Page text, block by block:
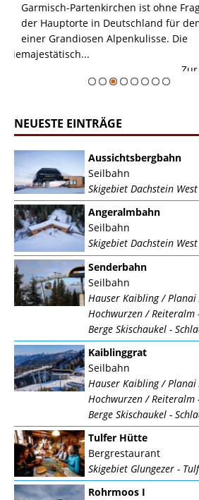
Garmisch-Partenkirchen ist ohne
der Hauptorte in Deutschland für den
einer Grandiosen Alpenkulisse. Die
majestätisch...
Zur
NEUESTE EINTRÄGE
Aussichtsbergbahn
Seilbahn
Skigebiet Dachstein West
Angeralmbahn
Seilbahn
Skigebiet Dachstein West
Senderbahn
Seilbahn
Hauser Kaibling /
Hochwurzen / Reiteralm
Berge Skischaukel -
Kaiblinggrat
Seilbahn
Hauser Kaibling /
Hochwurzen / Reiteralm
Berge Skischaukel -
Tulfer Hütte
Bergrestaurant
Skigebiet Glungezer -
Rohrmoos I